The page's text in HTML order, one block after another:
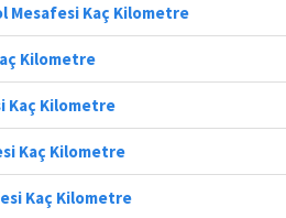
Mesafesi Kaç Kilometre
Kilometre
Kaç Kilometre
Kaç Kilometre
Kaç Kilometre